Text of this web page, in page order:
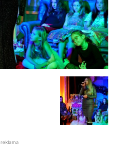
reklama